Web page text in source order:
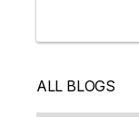
ALL BLOGS